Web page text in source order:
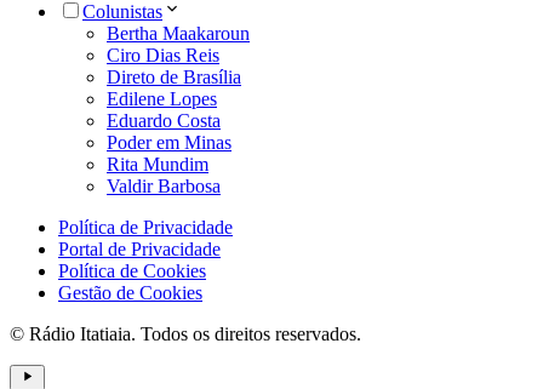
Colunistas
Bertha Maakaroun
Ciro Dias Reis
Direto de Brasília
Edilene Lopes
Eduardo Costa
Poder em Minas
Rita Mundim
Valdir Barbosa
Política de Privacidade
Portal de Privacidade
Política de Cookies
Gestão de Cookies
© Rádio Itatiaia. Todos os direitos reservados.